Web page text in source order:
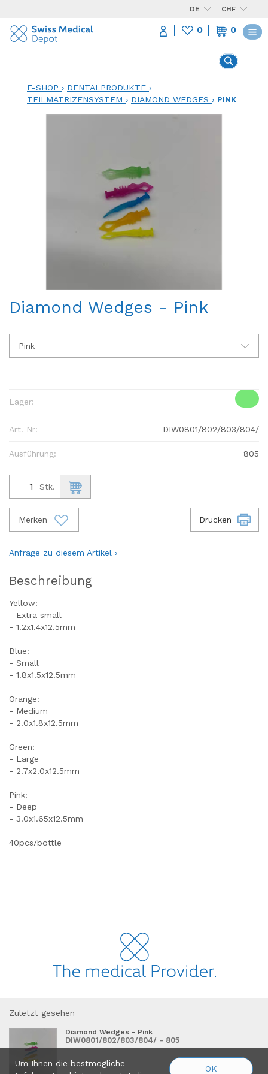
DE CHF
0 0
E-SHOP › DENTALPRODUKTE ›
TEILMATRIZENSYSTEM › DIAMOND WEDGES › PINK
Diamond Wedges - Pink
Pink
Lager:
Art. Nr: DIW0801/802/803/804/
Ausführung: 805
Stk.
Merken Drucken
Anfrage zu diesem Artikel ›
Beschreibung
Yellow:
- Extra small
- 1.2x1.4x12.5mm
Blue:
- Small
- 1.8x1.5x12.5mm
Orange:
- Medium
- 2.0x1.8x12.5mm
Green:
- Large
- 2.7x2.0x12.5mm
Pink:
- Deep
- 3.0x1.65x12.5mm
40pcs/bottle
Zuletzt gesehen
Diamond Wedges - Pink
DIW0801/802/803/804/ - 805
OK
Um Ihnen die bestmögliche